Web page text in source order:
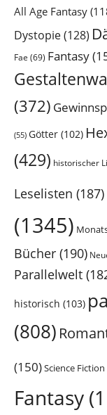
All Age Fantasy
Dystopie(128)
Fae (69) Fantasy
(372)
(55) Götter (102)
(429) historischer
Leselisten (187)
(1345)
Bücher (190)
Parallelwelt
historisch (103)
(808)
(150)Science
Fantasy